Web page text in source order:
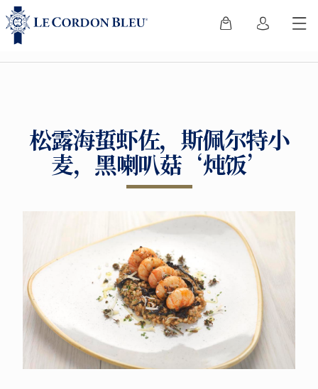
松露海蜇虾佐，斯佩尔特小
麦，黑喇叭菇‘炖饭’